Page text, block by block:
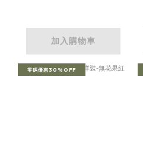
加入購物車
零碼優惠30%OFF